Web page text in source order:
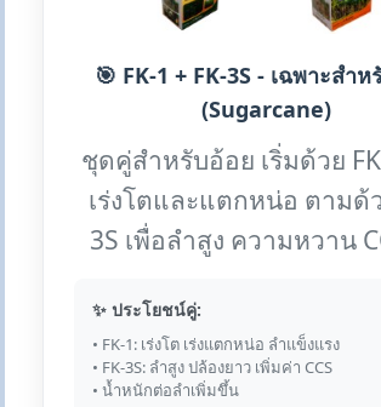
🎯 FK-1 + FK-3S - เฉพาะสำ
(Sugarcane)
ชุดคู่สำหรับอ้อย เริ่มด้วย
เร่งโตและแตกหน่อ ตามด้
3S เพื่อลำสูง ความหวาน
✨ ประโยชน์คู่:
• FK-1: เร่งโต เร่งแตกหน่อ ลำแข็งแรง
• FK-3S: ลำสูง ปล้องยาว เพิ่มค่า CCS
• น้ำหนักต่อลำเพิ่มขึ้น